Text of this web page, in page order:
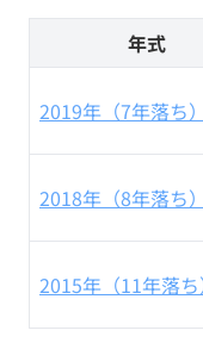
年式
2019年（7年落ち）
2018年（8年落ち）
2015年（11年落ち